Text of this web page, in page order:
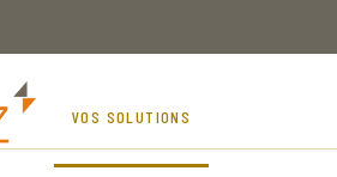
VOS SOLUTIONS